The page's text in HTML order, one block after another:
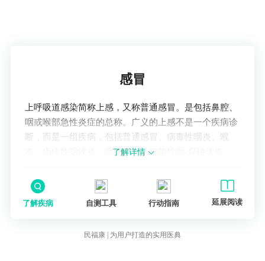
感冒
上呼吸道感染简称上感，又称普通感冒。是包括鼻腔、
咽或喉部急性炎症的总称。广义的上感不是一个疾病诊
断，而是一组疾病，包括普通感冒、病毒性咽炎、喉
炎、疱疹性咽峡炎、咽结膜热、细菌性咽-扁桃体炎。
了解详情
了解疾病 自测工具 行动指南 延展阅读
民福康 | 为用户打造的实用医典